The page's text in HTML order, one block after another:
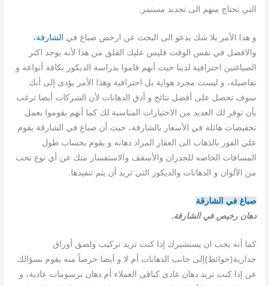
التي تحتاج منهم الى تجديد مستمر.
و هذا الأمر بلا شك يدعو الى البحث عن ارخص صباغ في الشارقة،
والافضل في نفس الوقت فليس عليك القلق من هذا لأنه يوجد اكثر
الصياغتين احترافية لدينا حيث أنهم قاموا بدراسة الديكور بكافة أنواعه و
تفاصيله، و ليست مجرد هواية بل احترافية وهذا الأمر يؤدى إلى أنك
سوف تحصل على أفضل نتائج و أدق الدهانات لأن الشركات أيضا ترغب
بأن توفر لك العديد من الاختيارات المناسبة لك كما أنهم يقوموا بعمل
تخفيضات هائلة في الأسعار بالشارقة، حيث أن صباغ في الشارقة يقوم
علي الفور بالذهاب الى العقار المراد دهانه و يقوم بحساب طول
المسافات الخاصه للجدران والأسقف والاستفسار منك عن أي نوع تحب
من الألوان و الدهانات والديكور التي تريد أن يتم تنفيذها.
صباغ في الشارقة
دهان رخيص في الشارقة.
كما أنه يجب ان يستشيرك إذا كنت تريد تركيب ولصق أوراق
جدارية(حوائط)إلى جانب الدهانات أم لا و أيضا حرصاً منه يقوم بسؤالك
عن إذا كنت تريد دهان عادى كباقى العملاء أم دهان برسومات عادية، و